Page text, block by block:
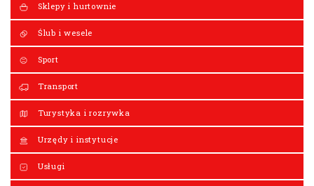
Sklepy i hurtownie
Ślub i wesele
Sport
Transport
Turystyka i rozrywka
Urzędy i instytucje
Usługi